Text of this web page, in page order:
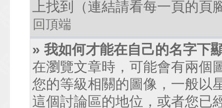
上找到（連結請看每一頁的頁
回頂端
» 我如何才能在自己的名字下
在瀏覽文章時，可能會有兩個
您的等級相關的圖像，一般以
這個討論區的地位，或者您已